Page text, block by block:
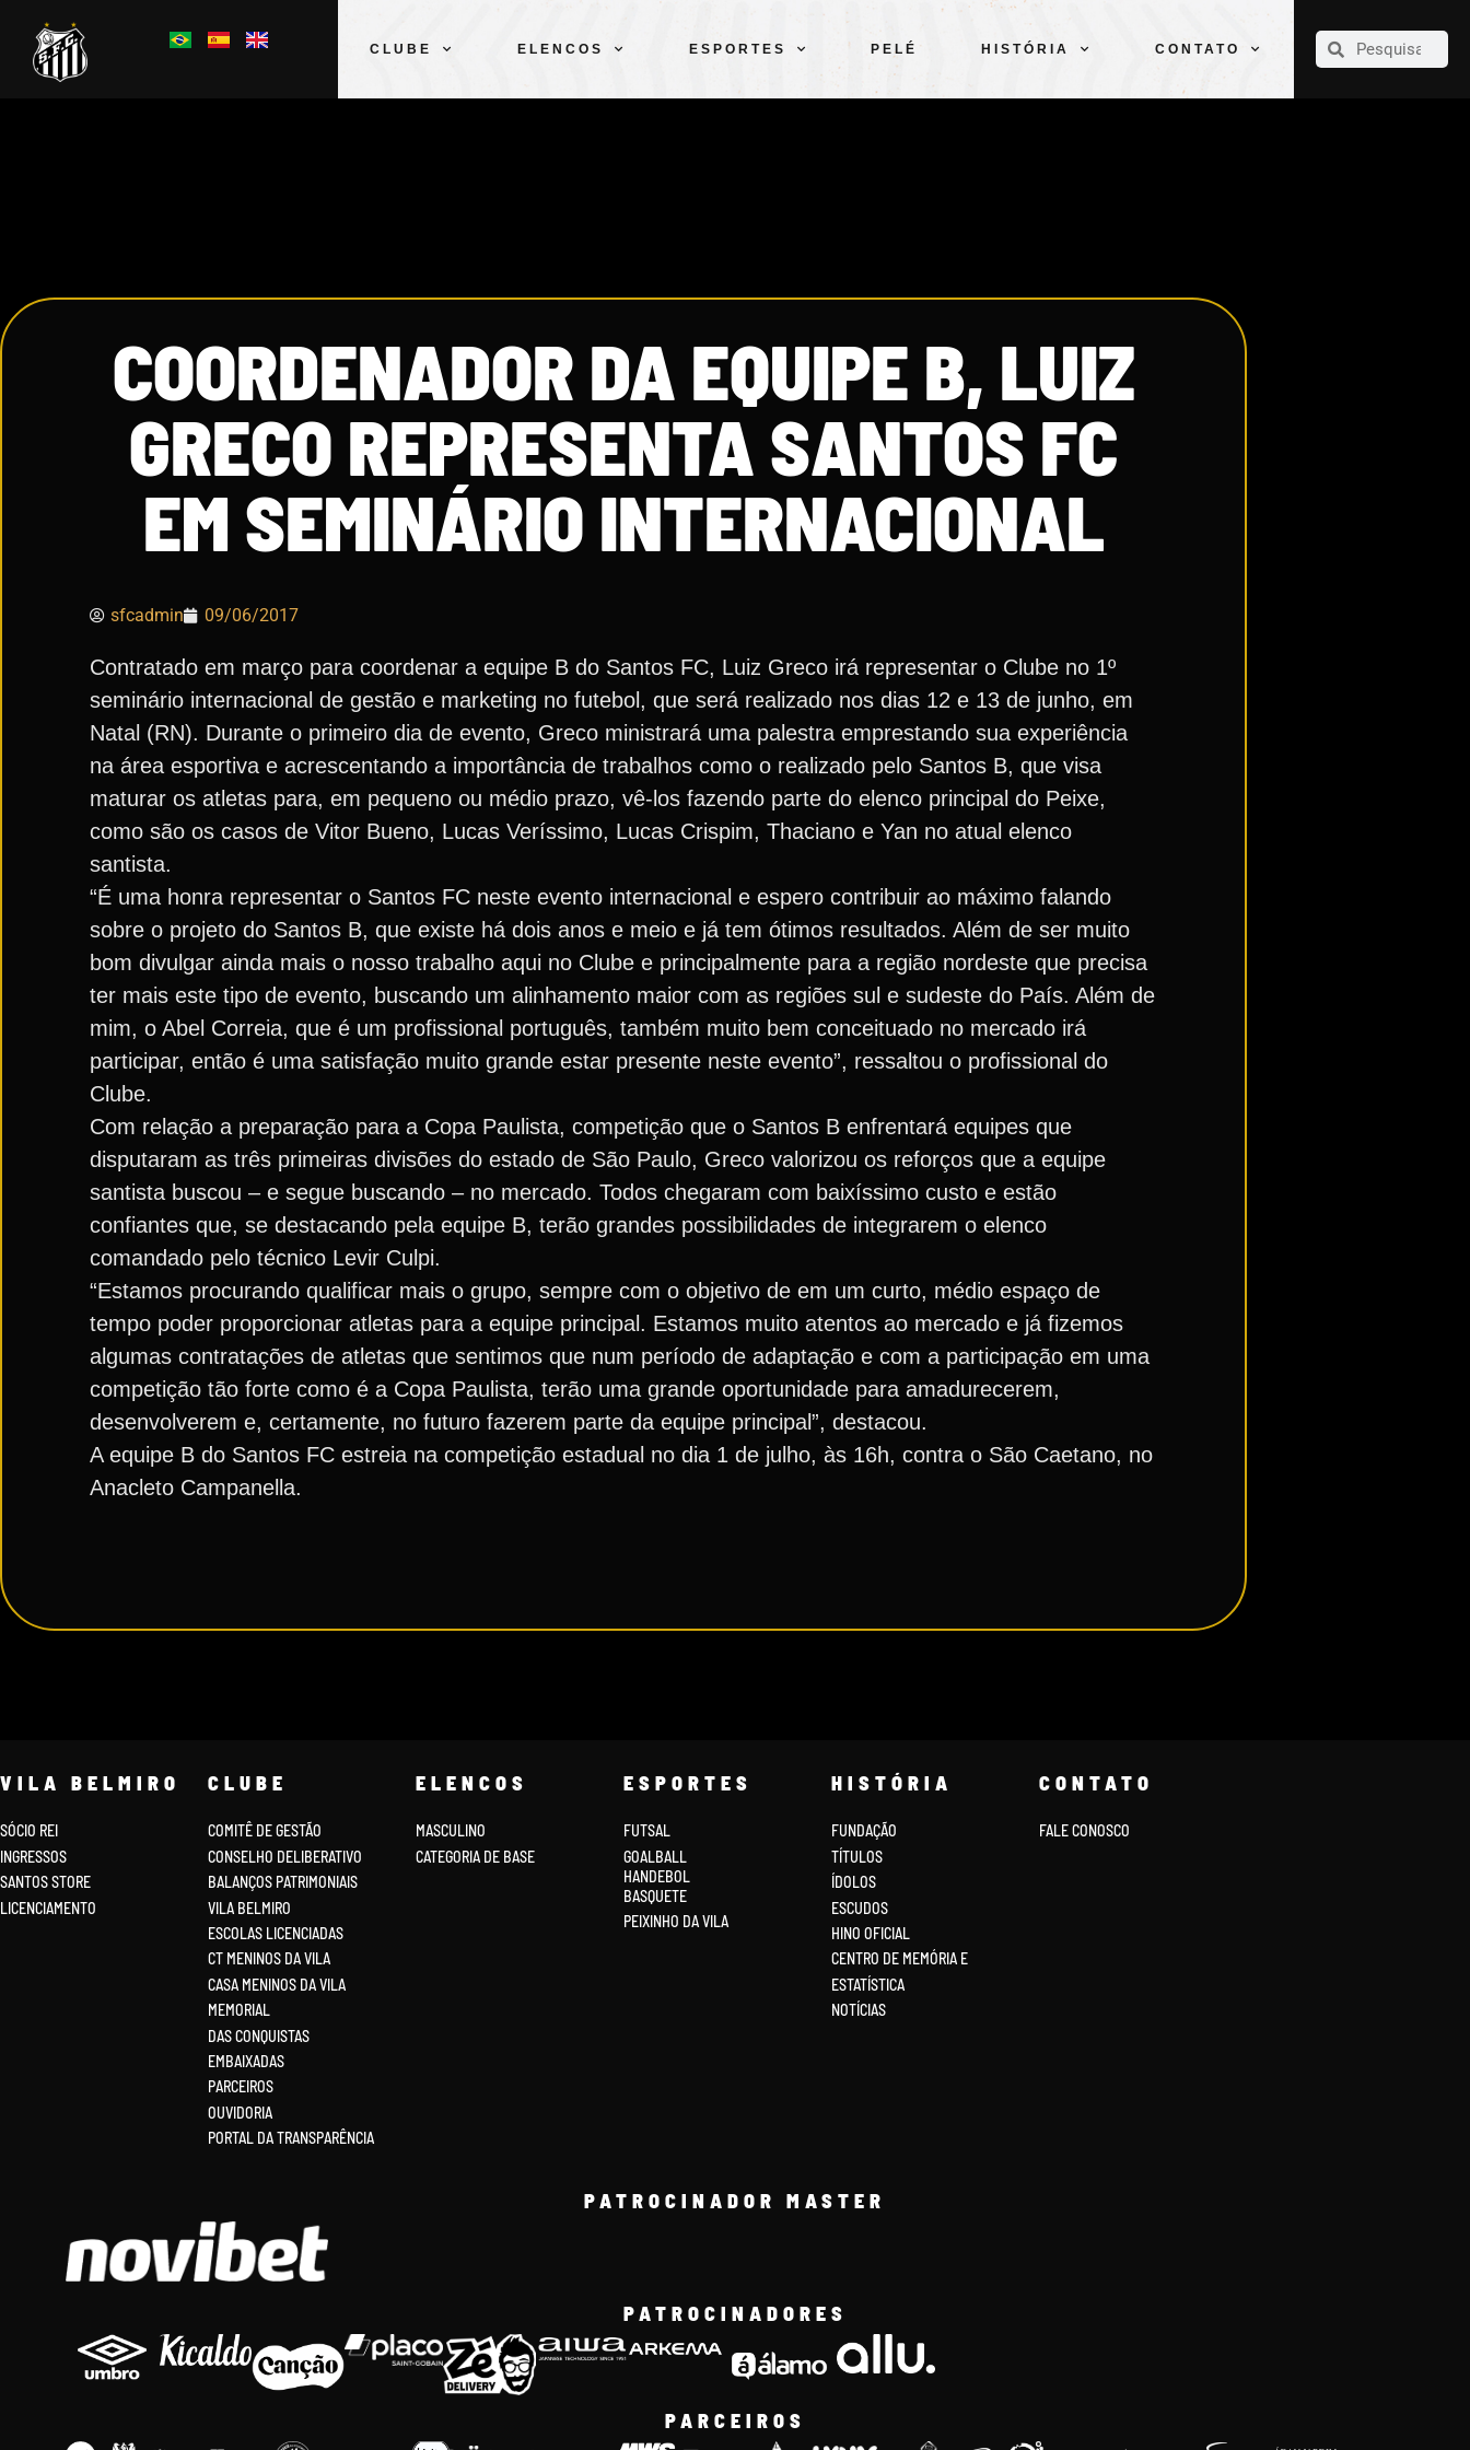
CLUBE ELENCOS ESPORTES PELÉ HISTÓRIA CONTATO
CLUBE
COORDENADOR DA EQUIPE B, LUIZ
GRECO REPRESENTA SANTOS FC
EM SEMINÁRIO INTERNACIONAL
sfcadmin 09/06/2017
Contratado em março para coordenar a equipe B do Santos FC, Luiz Greco irá representar o Clube no 1º
seminário internacional de gestão e marketing no futebol, que será realizado nos dias 12 e 13 de junho, em
Natal (RN). Durante o primeiro dia de evento, Greco ministrará uma palestra emprestando sua experiência
na área esportiva e acrescentando a importância de trabalhos como o realizado pelo Santos B, que visa
maturar os atletas para, em pequeno ou médio prazo, vê-los fazendo parte do elenco principal do Peixe,
como são os casos de Vitor Bueno, Lucas Veríssimo, Lucas Crispim, Thaciano e Yan no atual elenco
santista.
“É uma honra representar o Santos FC neste evento internacional e espero contribuir ao máximo falando
sobre o projeto do Santos B, que existe há dois anos e meio e já tem ótimos resultados. Além de ser muito
bom divulgar ainda mais o nosso trabalho aqui no Clube e principalmente para a região nordeste que precisa
ter mais este tipo de evento, buscando um alinhamento maior com as regiões sul e sudeste do País. Além de
mim, o Abel Correia, que é um profissional português, também muito bem conceituado no mercado irá
participar, então é uma satisfação muito grande estar presente neste evento”, ressaltou o profissional do
Clube.
Com relação a preparação para a Copa Paulista, competição que o Santos B enfrentará equipes que
disputaram as três primeiras divisões do estado de São Paulo, Greco valorizou os reforços que a equipe
santista buscou – e segue buscando – no mercado. Todos chegaram com baixíssimo custo e estão
confiantes que, se destacando pela equipe B, terão grandes possibilidades de integrarem o elenco
comandado pelo técnico Levir Culpi.
“Estamos procurando qualificar mais o grupo, sempre com o objetivo de em um curto, médio espaço de
tempo poder proporcionar atletas para a equipe principal. Estamos muito atentos ao mercado e já fizemos
algumas contratações de atletas que sentimos que num período de adaptação e com a participação em uma
competição tão forte como é a Copa Paulista, terão uma grande oportunidade para amadurecerem,
desenvolverem e, certamente, no futuro fazerem parte da equipe principal”, destacou.
A equipe B do Santos FC estreia na competição estadual no dia 1 de julho, às 16h, contra o São Caetano, no
Anacleto Campanella.
VILA BELMIRO
SÓCIO REI
INGRESSOS
SANTOS STORE
LICENCIAMENTO
CLUBE
COMITÊ DE GESTÃO
CONSELHO DELIBERATIVO
BALANÇOS PATRIMONIAIS
VILA BELMIRO
ESCOLAS LICENCIADAS
CT MENINOS DA VILA
CASA MENINOS DA VILA
MEMORIAL
DAS CONQUISTAS
EMBAIXADAS
PARCEIROS
OUVIDORIA
PORTAL DA TRANSPARÊNCIA
ELENCOS
MASCULINO
CATEGORIA DE BASE
ESPORTES
FUTSAL
GOALBALL
HANDEBOL
BASQUETE
PEIXINHO DA VILA
HISTÓRIA
FUNDAÇÃO
TÍTULOS
ÍDOLOS
ESCUDOS
HINO OFICIAL
CENTRO DE MEMÓRIA E
ESTATÍSTICA
NOTÍCIAS
CONTATO
FALE CONOSCO
PATROCINADOR MASTER
PATROCINADORES
PARCEIROS